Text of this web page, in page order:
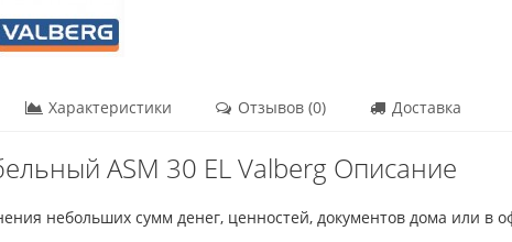
Характеристики Отзывов (0) Доставка
ASM 30 EL Valberg Описание
небольших сумм денег, ценностей, документов дома или в